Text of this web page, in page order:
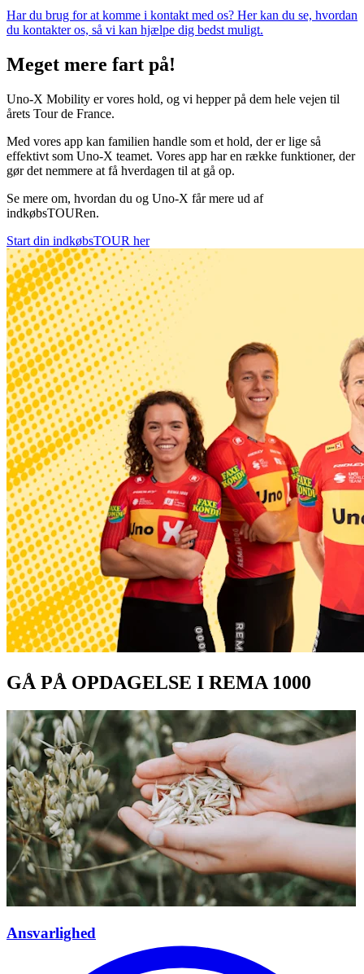
Har du brug for at komme i kontakt med os? Her kan du se, hvordan
du kontakter os, så vi kan hjælpe dig bedst muligt.
Meget mere fart på!
Uno-X Mobility er vores hold, og vi hepper på dem hele vejen til
årets Tour de France.
Med vores app kan familien handle som et hold, der er lige så
effektivt som Uno-X teamet. Vores app har en række funktioner, der
gør det nemmere at få hverdagen til at gå op.
Se mere om, hvordan du og Uno-X får mere ud af
indkøbsTOURen.
Start din indkøbsTOUR her
GÅ PÅ OPDAGELSE I REMA 1000
Ansvarlighed